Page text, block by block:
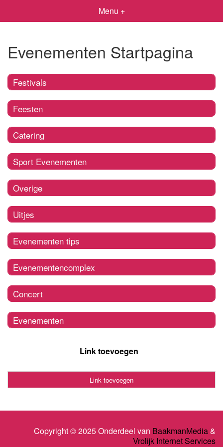
Menu +
Evenementen Startpagina
Festivals
Feesten
Catering
Sport Evenementen
Overige
Uitjes
Evenementen tips
Evenementencomplex
Concert
Evenementen
Link toevoegen
Link toevoegen
Copyright © 2025 Onderdeel van BaakmanMedia&
Vrolijk Internet Services